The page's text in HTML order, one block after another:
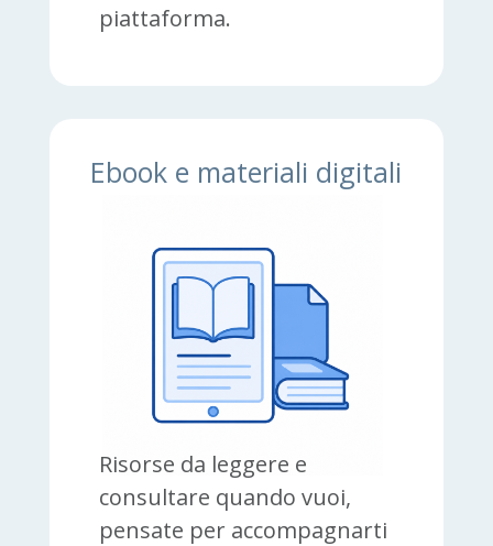
piattaforma.
Ebook e materiali digitali
Risorse da leggere e
consultare quando vuoi,
pensate per accompagnarti